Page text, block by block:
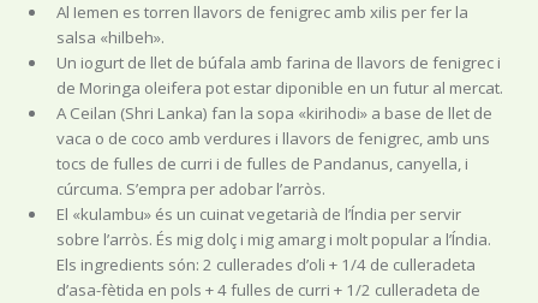
Al Iemen es torren llavors de fenigrec amb xilis per fer la
salsa «hilbeh».
Un iogurt de llet de búfala amb farina de llavors de fenigrec i
de Moringa oleifera pot estar diponible en un futur al mercat.
A Ceilan (Shri Lanka) fan la sopa «kirihodi» a base de llet de
vaca o de coco amb verdures i llavors de fenigrec, amb uns
tocs de fulles de curri i de fulles de Pandanus, canyella, i
cúrcuma. S’empra per adobar l’arròs.
El «kulambu» és un cuinat vegetarià de l’Índia per servir
sobre l’arròs. És mig dolç i mig amarg i molt popular a l’Índia.
Els ingredients són: 2 cullerades d’oli + 1/4 de culleradeta
d’asa-fètida en pols + 4 fulles de curri + 1/2 culleradeta de